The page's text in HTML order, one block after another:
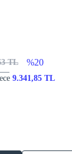
TL %20
9.341,85 TL